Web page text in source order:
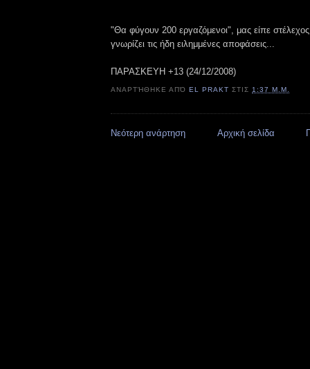
"Θα φύγουν 200 εργαζόμενοι", μας είπε
γνωρίζει τις ήδη ειλημμένες αποφάσεις...
ΠΑΡΑΣΚΕΥΗ +13 (24/12/2008)
ΑΝΑΡΤΉΘΗΚΕ ΑΠΌEL PRAKT ΣΤΙΣ1:37 Μ.Μ.
Νεότερη ανάρτηση Αρχική σελίδα